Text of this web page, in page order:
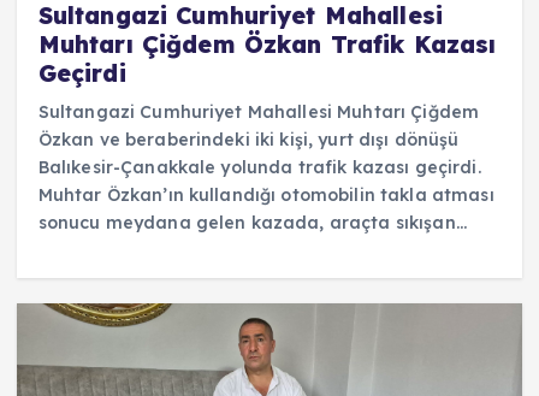
Sultangazi Cumhuriyet Mahallesi
Muhtarı Çiğdem Özkan Trafik Kazası
Geçirdi
Sultangazi Cumhuriyet Mahallesi Muhtarı Çiğdem
Özkan ve beraberindeki iki kişi, yurt dışı dönüşü
Balıkesir-Çanakkale yolunda trafik kazası geçirdi.
Muhtar Özkan’ın kullandığı otomobilin takla atması
sonucu meydana gelen kazada, araçta sıkışan…